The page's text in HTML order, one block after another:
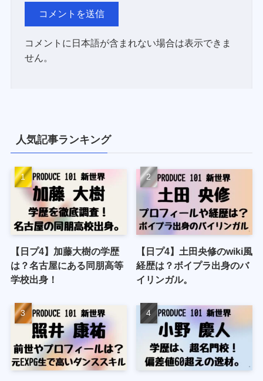
コメントに日本語が含まれない場合は表示できま
せん。
人気記事ランキング
【日プ4】加藤大樹の学歴
は？名古屋にある同朋高等
学校出身！
【日プ4】土田央修のwiki風
経歴は？ボイプラ出身のバ
イリンガル。